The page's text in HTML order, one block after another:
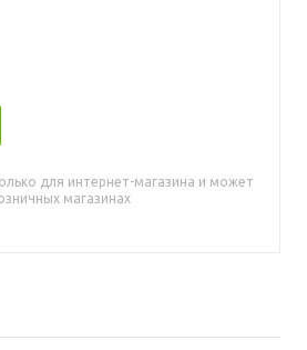
для интернет-магазина и может
магазинах